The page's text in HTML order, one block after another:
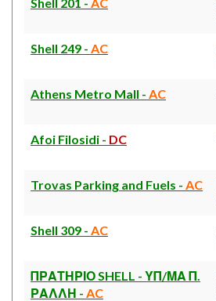
Shell 249 - AC
Athens Metro Mall - AC
Afoi Filosidi - DC
Trovas Parking and Fuels - AC
Shell 309 - AC
ΠΡΑΤΗΡΙΟ SHELL - ΥΠ/ΜΑ Π.
ΡΑΛΛΗ - AC